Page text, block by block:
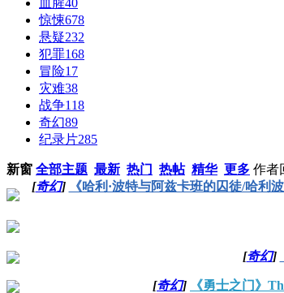
惊悚678
悬疑232
犯罪168
冒险17
灾难38
战争118
奇幻89
纪录片285
新窗 全部主题 最新 热门 热帖 精华 更多 作者
[奇幻]
《哈利·波特与阿兹卡班的囚徒/哈利
[奇幻]
[奇幻] 《勇士之门》